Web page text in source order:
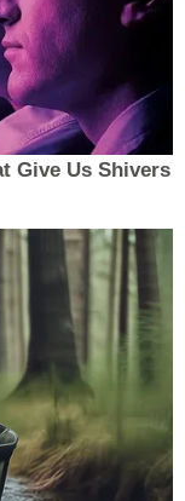
Give Us Shivers